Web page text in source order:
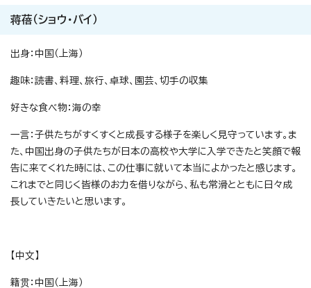
蒋蓓（ショウ・バイ）
出身：中国（上海）
趣味：読書、料理、旅行、卓球、園芸、切手の収集
好きな食べ物：海の幸
一言：子供たちがすくすくと成長する様子を楽しく見守っています。ま
た、中国出身の子供たちが日本の高校や大学に入学できたと笑顔で報
告に来てくれた時には、この仕事に就いて本当によかったと感じます。
これまでと同じく皆様のお力を借りながら、私も常滑とともに日々成
長していきたいと思います。
【中文】
籍贯：中国（上海）